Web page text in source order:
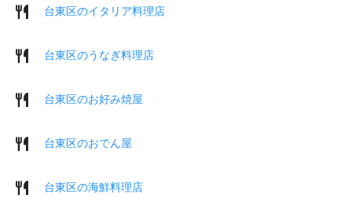
台東区のイタリア料理店
台東区のうなぎ料理店
台東区のお好み焼屋
台東区のおでん屋
台東区の海鮮料理店